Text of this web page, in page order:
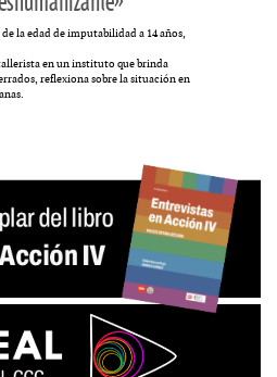
la edad de imputabilidad a 14 años,
en un instituto que brinda
reflexiona sobre la situación en